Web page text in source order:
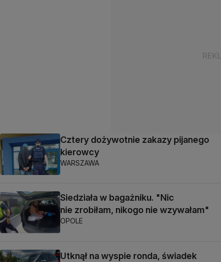
Cztery dożywotnie zakazy pijanego
kierowcy
WARSZAWA
Siedziała w bagażniku. "Nic
nie zrobiłam, nikogo nie wzywałam"
OPOLE
Utknął na wyspie ronda, świadek